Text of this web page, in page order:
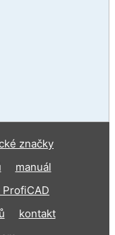
značky
manuál
kontakt